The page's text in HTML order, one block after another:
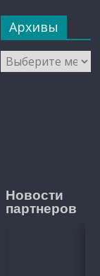
Архивы
Архивы
Новости
партнеров